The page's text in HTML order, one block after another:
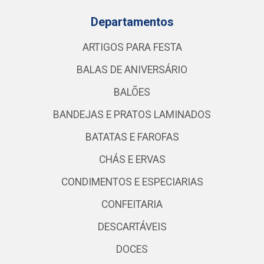
Departamentos
ARTIGOS PARA FESTA
BALAS DE ANIVERSÁRIO
BALÕES
BANDEJAS E PRATOS LAMINADOS
BATATAS E FAROFAS
CHÁS E ERVAS
CONDIMENTOS E ESPECIARIAS
CONFEITARIA
DESCARTÁVEIS
DOCES